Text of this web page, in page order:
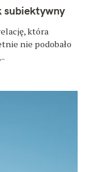
subiektywny
która
nie podobało